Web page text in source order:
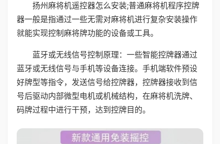
扬州麻将机遥控器怎么安装;普通麻将机程序控牌
器一般是指通过一些无需对麻将机进行复杂安装操作
就能实现控制麻将牌功能的设备或工具。
蓝牙或无线信号控制原理：一些智能控牌器通过
蓝牙或无线信号与手机等设备连接。手机端软件预设
好牌型等指令，发送信号给控牌器，控牌器接收到信
号后驱动内部微型电机或机械结构，在麻将机洗牌、
码牌过程中进行干预，达到控牌目的。